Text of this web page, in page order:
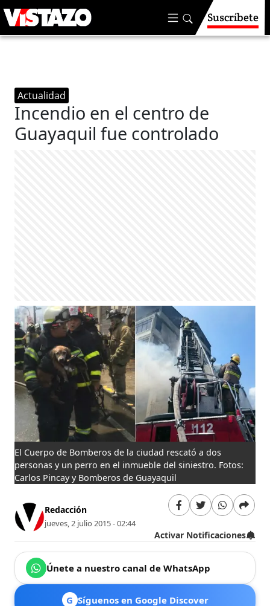
Suscríbete
Actualidad
Incendio en el centro de
Guayaquil fue controlado
El Cuerpo de Bomberos de la ciudad rescató a dos
personas y un perro en el inmueble del siniestro. Fotos:
Carlos Pincay y Bomberos de Guayaquil
Redacción
jueves, 2 julio 2015 - 02:44
Activar Notificaciones
Únete a nuestro canal de WhatsApp
G Síguenos en Google Discover